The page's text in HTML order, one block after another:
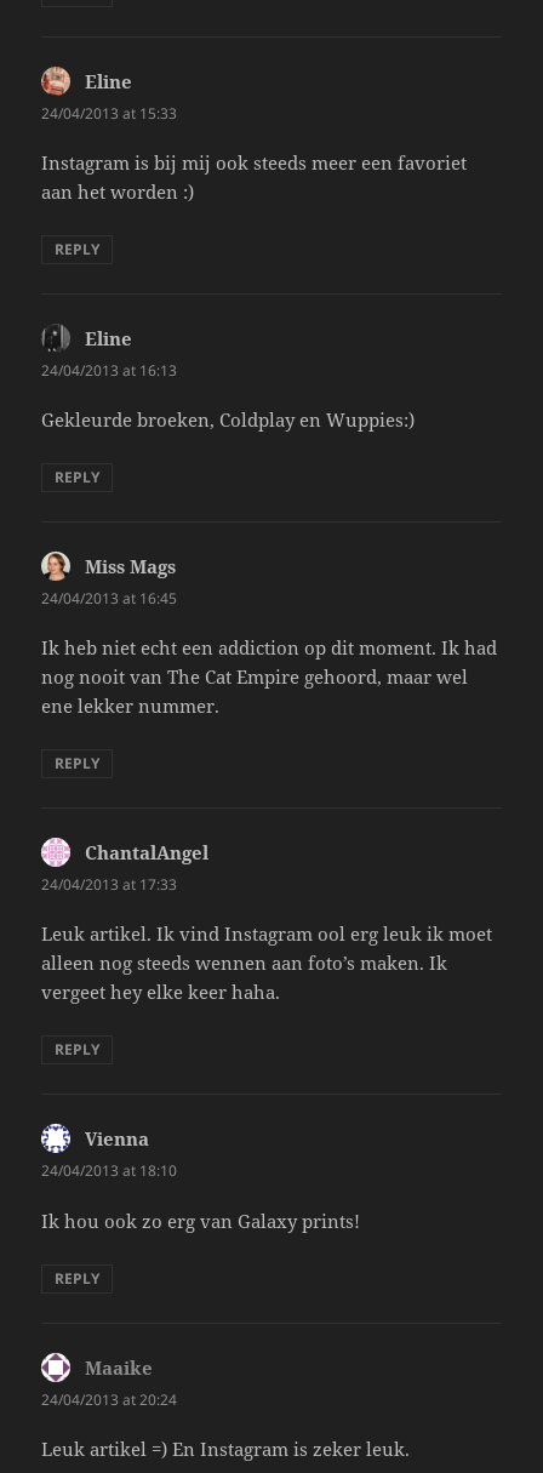
Eline
24/04/2013 at 15:33
Instagram is bij mij ook steeds meer een favoriet
aan het worden :)
REPLY
Eline
24/04/2013 at 16:13
Gekleurde broeken, Coldplay en Wuppies:)
REPLY
Miss Mags
24/04/2013 at 16:45
Ik heb niet echt een addiction op dit moment. Ik had
nog nooit van The Cat Empire gehoord, maar wel
ene lekker nummer.
REPLY
ChantalAngel
24/04/2013 at 17:33
Leuk artikel. Ik vind Instagram ool erg leuk ik moet
alleen nog steeds wennen aan foto’s maken. Ik
vergeet hey elke keer haha.
REPLY
Vienna
24/04/2013 at 18:10
Ik hou ook zo erg van Galaxy prints!
REPLY
Maaike
24/04/2013 at 20:24
Leuk artikel =) En Instagram is zeker leuk.